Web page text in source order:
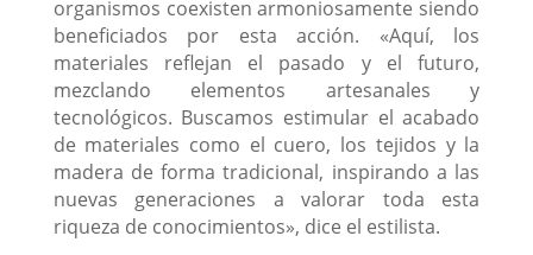
organismos coexisten armoniosamente siendo
beneficiados por esta acción. «Aquí, los
materiales reflejan el pasado y el futuro,
mezclando elementos artesanales y
tecnológicos. Buscamos estimular el acabado
de materiales como el cuero, los tejidos y la
madera de forma tradicional, inspirando a las
nuevas generaciones a valorar toda esta
riqueza de conocimientos», dice el estilista.